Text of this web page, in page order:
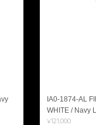
IA0-1874-AL
WHITE / Navy
¥121,000